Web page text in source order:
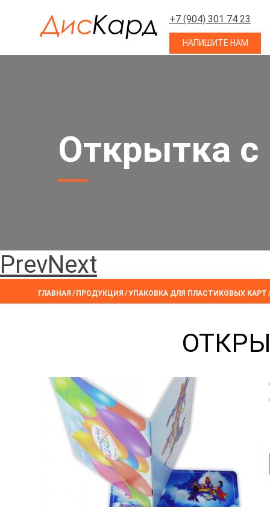
+7 (904) 301 74 23
НАПИШИТЕ НАМ
Открытка с
PrevNext
ГЛАВНАЯ / ПРОДУКЦИЯ /УПАКОВКА ДЛЯ ПЛАСТИКОВЫХ КАРТ /